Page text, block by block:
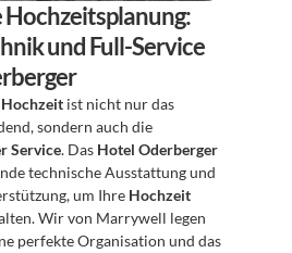
Hochzeitsplanung:
und Full-Service
Hochzeit ist nicht nur das
Service. Das Hotel Oderberger
technische Ausstattung und
um Ihre Hochzeit
Wir von Marrywell legen